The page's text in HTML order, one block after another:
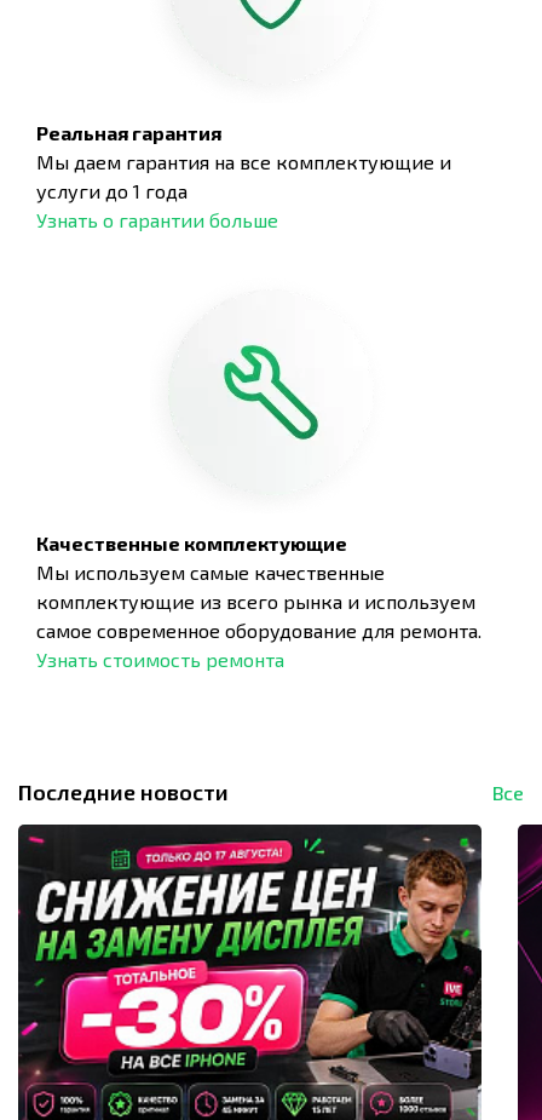
Реальная гарантия
Мы даем гарантия на все комплектующие и
услуги до 1 года
Узнать о гарантии больше
Качественные комплектующие
Мы используем самые качественные
комплектующие из всего рынка и используем
самое современное оборудование для ремонта.
Узнать стоимость ремонта
Последние новости Все